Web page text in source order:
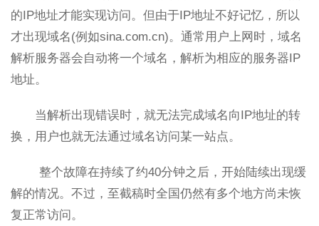
的IP地址才能实现访问。但由于IP地址不好记忆，所以
才出现域名(例如sina.com.cn)。通常用户上网时，域名
解析服务器会自动将一个域名，解析为相应的服务器IP
地址。
当解析出现错误时，就无法完成域名向IP地址的转
换，用户也就无法通过域名访问某一站点。
整个故障在持续了约40分钟之后，开始陆续出现缓
解的情况。不过，至截稿时全国仍然有多个地方尚未恢
复正常访问。